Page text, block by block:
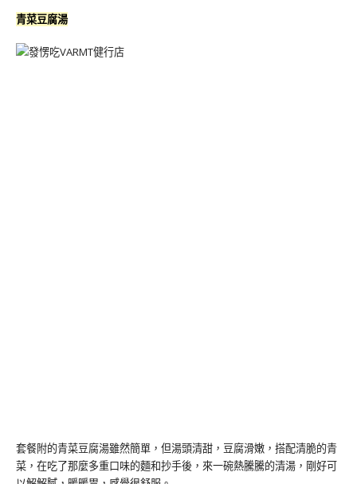
青菜豆腐湯
套餐附的青菜豆腐湯雖然簡單，但湯頭清甜，豆腐滑嫩，搭配清脆的青
菜，在吃了那麼多重口味的麵和抄手後，來一碗熱騰騰的清湯，剛好可